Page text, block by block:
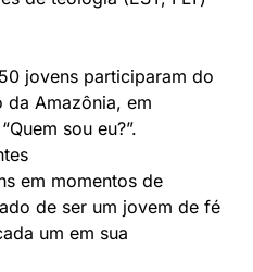
jovens participaram do
da Amazônia, em
sou eu?”.
em momentos de
de ser um jovem de fé
um em sua